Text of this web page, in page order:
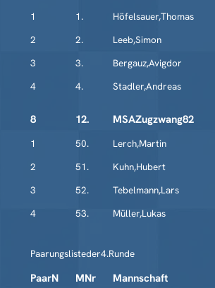
1 1. Höfelsauer,Thomas
2
2. Leeb,Simon
3
3. Bergauz,Avigdor
4
4. Stadler,Andreas
8 12. MSAZugzwang82
1 50. Lerch,Martin
2
51. Kuhn,Hubert
3
52. Tebelmann,Lars
4
53. Müller,Lukas
Paarungslisteder4.Runde
PaarN MNr Mannschaft